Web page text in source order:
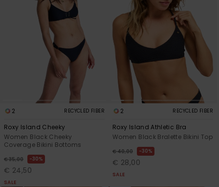
2 RECYCLED FIBER
Roxy Island Cheeky
Women Black Cheeky
Coverage Bikini Bottoms
€ 35,00 30%
€ 24,50
SALE
2 RECYCLED FIBER
Roxy Island Athletic Bra
Women Black Bralette Bikini Top
€ 40,00 30%
€ 28,00
SALE